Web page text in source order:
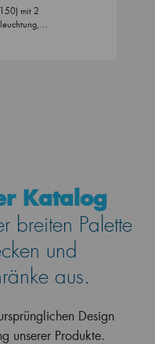
mit 2
Katalog
breiten Palette
und
aus.
Design
unserer Produkte.